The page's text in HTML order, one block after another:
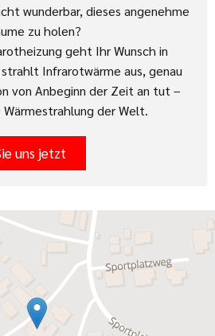
wunderbar, dieses angenehme
zu holen?
geht Ihr Wunsch in
Infrarotwärme aus, genau
von Anbeginn der Zeit an tut –
der Welt.
uns jetzt